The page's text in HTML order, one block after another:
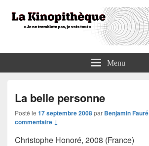
La KinopithèqueMenu
La belle personne
Posté le 17 septembre 2008par Benjamin Fauré
commentaire ↓
Christophe Honoré, 2008 (France)